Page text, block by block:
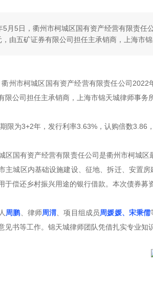
5月5日，衢州市柯城区国有资产经营有限责任
由五矿证券有限公司担任主承销商，上海市
州市柯城区国有资产经营有限责任公司
限公司担任主承销商，上海市锦天城律师事务
限为3+2年，发行利率3.63%，认购倍数3.86
区国有资产经营有限责任公司是衢州市柯城
主城区内基础设施建设、征地、拆迁、安置
于偿还乡村振兴用途的银行借款。本次债券募
周鹏 、律师周渭 、项目组成员周媛媛、宋秉儒
见书等工作。锦天城律师团队凭借扎实专业知